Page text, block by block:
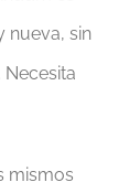
nueva, sin
mismos